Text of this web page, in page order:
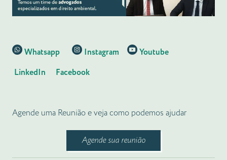
Whatsapp Instagram
Youtube
LinkedIn
Facebook
Agende uma Reunião e veja como podemos ajudar
Agende sua reunião